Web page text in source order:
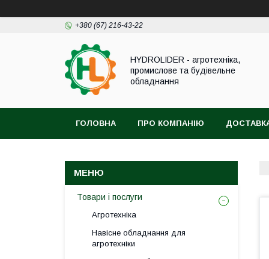
+380 (67) 216-43-22
HYDROLIDER - агротехніка,
промислове та будівельне
обладнання
ГОЛОВНА ПРО КОМПАНІЮ
Товари і послуги
Агротехніка
Навісне обладнання для
агротехніки